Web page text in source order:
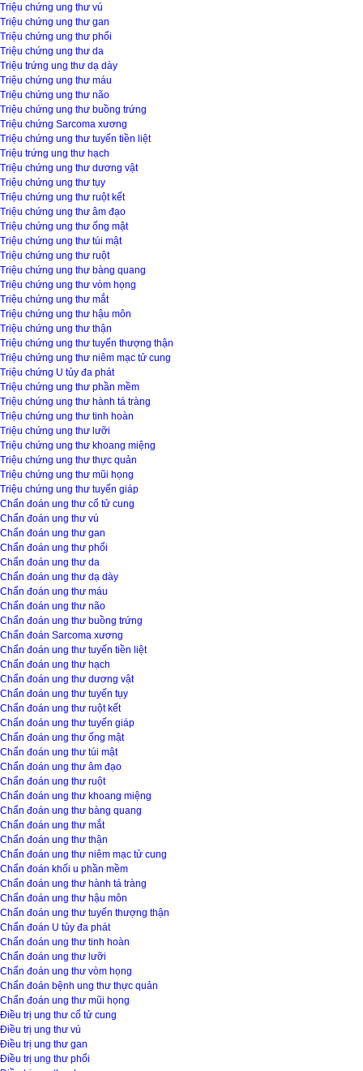
Triệu chứng ung thư vú
Triệu chứng ung thư gan
Triệu chứng ung thư phổi
Triệu chứng ung thư da
Triệu trứng ung thư dạ dày
Triệu chứng ung thư máu
Triệu chứng ung thư não
Triệu chứng ung thư buồng trứng
Triệu chứng Sarcoma xương
Triệu chứng ung thư tuyến tiền liệt
Triệu trứng ung thư hạch
Triệu chứng ung thư dương vật
Triệu chứng ung thư tụy
Triệu chứng ung thư ruột kết
Triệu chứng ung thư âm đạo
Triệu chứng ung thư ống mật
Triệu chứng ung thư túi mật
Triệu chứng ung thư ruột
Triệu chứng ung thư bàng quang
Triệu chứng ung thư vòm họng
Triệu chứng ung thư mắt
Triệu chứng ung thư hậu môn
Triệu chứng ung thư thận
Triệu chứng ung thư tuyến thượng thận
Triệu chứng ung thư niêm mạc tử cung
Triệu chứng U tủy đa phát
Triệu chứng ung thư phần mềm
Triệu chứng ung thư hành tá tràng
Triệu chứng ung thư tinh hoàn
Triệu chứng ung thư lưỡi
Triệu chứng ung thư khoang miệng
Triệu chứng ung thư thực quản
Triệu chứng ung thư mũi họng
Triệu chứng ung thư tuyến giáp
Chẩn đoán ung thư cổ tử cung
Chẩn đoán ung thư vú
Chẩn đoán ung thư gan
Chẩn đoán ung thư phổi
Chẩn đoán ung thư da
Chẩn đoán ung thư dạ dày
Chẩn đoán ung thư máu
Chẩn đoán ung thư não
Chẩn đoán ung thư buồng trứng
Chẩn đoán Sarcoma xương
Chẩn đoán ung thư tuyến tiền liệt
Chẩn đoán ung thư hạch
Chẩn đoán ung thư dương vật
Chẩn đoán ung thư tuyến tụy
Chẩn đoán ung thư ruột kết
Chẩn đoán ung thư tuyến giáp
Chẩn đoán ung thư ống mật
Chẩn đoán ung thư túi mật
Chẩn đoán ung thư âm đạo
Chẩn đoán ung thư ruột
Chẩn đoán ung thư khoang miệng
Chẩn đoán ung thư bàng quang
Chẩn đoán ung thư mắt
Chẩn đoán ung thư thận
Chẩn đoán ung thư niêm mạc tử cung
Chẩn đoán khối u phần mềm
Chẩn đoán ung thư hành tá tràng
Chẩn đoán ung thư hậu môn
Chẩn đoán ung thư tuyến thượng thận
Chẩn đoán U tủy đa phát
Chẩn đoán ung thư tinh hoàn
Chẩn đoán ung thư lưỡi
Chẩn đoán ung thư vòm họng
Chẩn đoán bệnh ung thư thực quản
Chẩn đoán ung thư mũi họng
Điều trị ung thư cổ tử cung
Điều trị ung thư vú
Điều trị ung thư gan
Điều trị ung thư phổi